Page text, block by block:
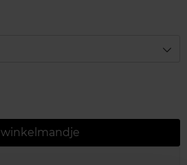
winkelmandje